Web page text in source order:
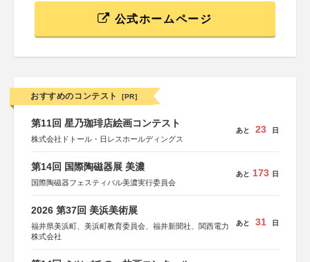
公式ホームページ
おすすめのコンテスト [PR]
第11回 星乃珈琲店絵画コンテスト
株式会社ドトール・日レスホールディングス
あと 23 日
第14回 国際陶磁器展 美濃
国際陶磁器フェスティバル美濃実行委員会
あと 173 日
2026 第37回 美浜美術展
福井県美浜町、美浜町教育委員会、福井新聞社、関西電力
株式会社
あと 31 日